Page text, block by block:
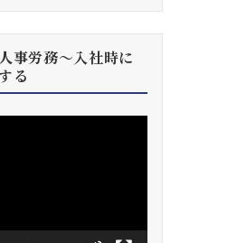
事労務～入社時に
る